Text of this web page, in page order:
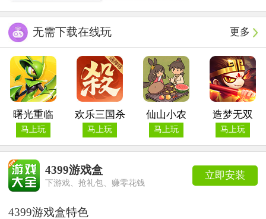
更多
无需下载在线玩
曙光重临
马上玩
欢乐三国杀
马上玩
仙山小农
马上玩
造梦无双
马上玩
立即安装
4399游戏盒
下游戏、抢礼包、赚零花钱
4399游戏盒特色